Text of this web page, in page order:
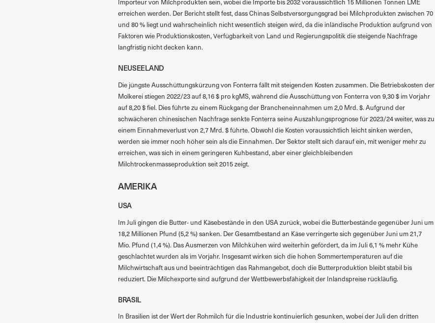
Importeur von Milchprodukten sein, wobei die Importe bis 2032 voraussichtlich 15 Millionen Tonnen LME
erreichen werden. Der Bericht stellt fest, dass Chinas Selbstversorgungsgrad bei Milchprodukten zwischen 70
und 80 % liegt und wahrscheinlich nicht wesentlich steigen wird, da die inländische Produktion aufgrund von
Faktoren wie Produktionskosten, Verfügbarkeit von Land und Regierungspolitik die steigende Nachfrage
langfristig nicht decken kann.
NEUSEELAND
Die jüngste Ausschüttungskürzung von Fonterra fällt mit steigenden Kosten zusammen. Die Betriebskosten der
Molkerei stiegen 2022/23 auf 8,16 $ pro kgMS, während die Ausschüttung von Fonterra von 9,30 $ im Vorjahr
auf 8,20 $ fiel. Dies führte zu einem Rückgang der Brancheneinnahmen um 2,0 Mrd. $. Aufgrund der
schwächeren chinesischen Nachfrage senkte Fonterra seine Auszahlungsprognose für 2023/24 weiter, was zu
einem Einnahmeverlust von 2,7 Mrd. $ führte. Obwohl die Kosten voraussichtlich leicht sinken werden,
werden sie immer noch höher sein als die Einnahmen. Der Sektor stellt sich darauf ein, mit weniger mehr zu
erreichen, was sich in einem geringeren Kuhbestand, aber einer gleichbleibenden
Milchtrockenmasseproduktion seit 2015 zeigt.
AMERIKA
USA
Im Juli gingen die Butter- und Käsebestände in den USA zurück, wobei die Butterbestände gegenüber Juni um
18,2 Millionen Pfund (5,2 %) sanken. Der Gesamtbestand an Käse verringerte sich gegenüber Juni um 21,7
Mio. Pfund (1,4 %). Das Ausmerzen von Milchkühen wird weiterhin gefördert, da im Juli 6,1 % mehr Kühe
geschlachtet wurden als im Vorjahr. Insgesamt wirken sich die hohen Sommertemperaturen auf die
Milchwirtschaft aus und beeinträchtigen das Rahmangebot, doch die Butterproduktion bleibt stabil bis
reduziert. Die Milchexporte sind aufgrund der Wettbewerbsfähigkeit der Inlandspreise rückläufig.
BRASIL
In Brasilien ist der Wert der Rohmilch für die Industrie kontinuierlich gesunken, wobei der Juli den dritten